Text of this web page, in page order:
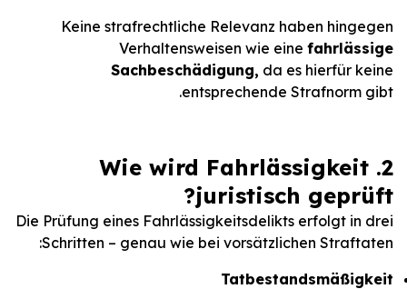
Keine strafrechtliche Relevanz haben hingegen
Verhaltensweisen wie eine fahrlässige
Sachbeschädigung, da es hierfür keine
entsprechende Strafnorm gibt.
2. Wie wird Fahrlässigkeit
juristisch geprüft?
Die Prüfung eines Fahrlässigkeitsdelikts erfolgt in drei
Schritten – genau wie bei vorsätzlichen Straftaten:
Tatbestandsmäßigkeit